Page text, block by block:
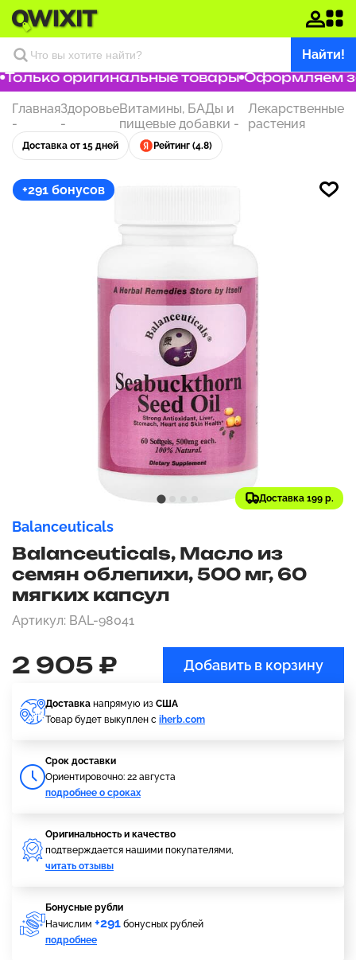
Найти!
оригинальные товары Оформляем
Главная
-
Здоровье
-
Витамины, БАДы и
пищевые добавки -
Лекарственные
растения
Доставка от 15 дней Рейтинг (4.8)
+291 бонусов
Доставка 199 р.
Balanceuticals
Balanceuticals, Масло из
семян облепихи, 500 мг, 60
мягких капсул
Артикул: BAL-98041
2 905 ₽ Добавить в корзину
Доставка напрямую из США
Товар будет выкуплен с iherb.com
Cрок доставки
Ориентировочно: 22 августа
подробнее о сроках
Оригинальность и качество
подтверждается нашими покупателями,
читать отзывы
Бонусные рубли
Начислим +291 бонусных рублей
подробнее